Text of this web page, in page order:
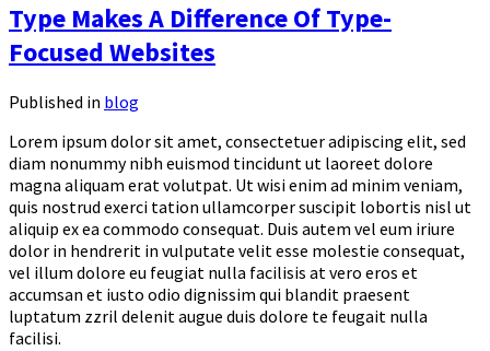
Type Makes A Difference Of Type-
Focused Websites
Published in blog
Lorem ipsum dolor sit amet, consectetuer adipiscing elit, sed
diam nonummy nibh euismod tincidunt ut laoreet dolore
magna aliquam erat volutpat. Ut wisi enim ad minim veniam,
quis nostrud exerci tation ullamcorper suscipit lobortis nisl ut
aliquip ex ea commodo consequat. Duis autem vel eum iriure
dolor in hendrerit in vulputate velit esse molestie consequat,
vel illum dolore eu feugiat nulla facilisis at vero eros et
accumsan et iusto odio dignissim qui blandit praesent
luptatum zzril delenit augue duis dolore te feugait nulla
facilisi.